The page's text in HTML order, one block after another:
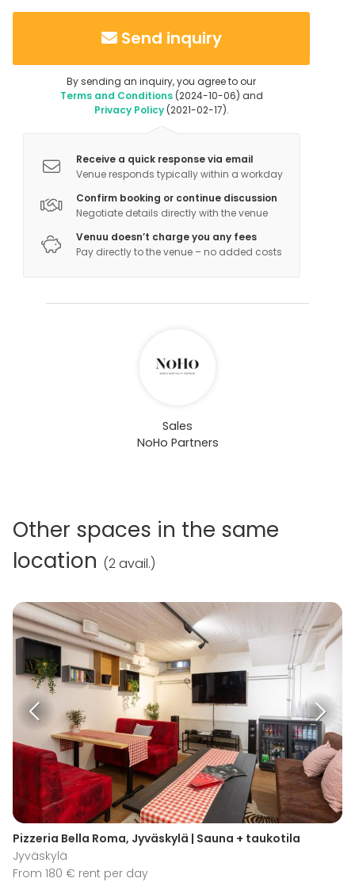
Send inquiry
By sending an inquiry, you agree to our
Terms and Conditions(2024-10-06) and
Privacy Policy(2021-02-17).
Receive a quick response via email
Venue responds typically within a workday
Confirm booking or continue discussion
Negotiate details directly with the venue
Venuu doesn’t charge you any fees
Pay directly to the venue – no added costs
Sales
NoHo Partners
Other spaces in the same
location (2 avail.)
Pizzeria Bella Roma, Jyväskylä | Sauna + taukotila
Jyväskylä
From 180 € rent per day